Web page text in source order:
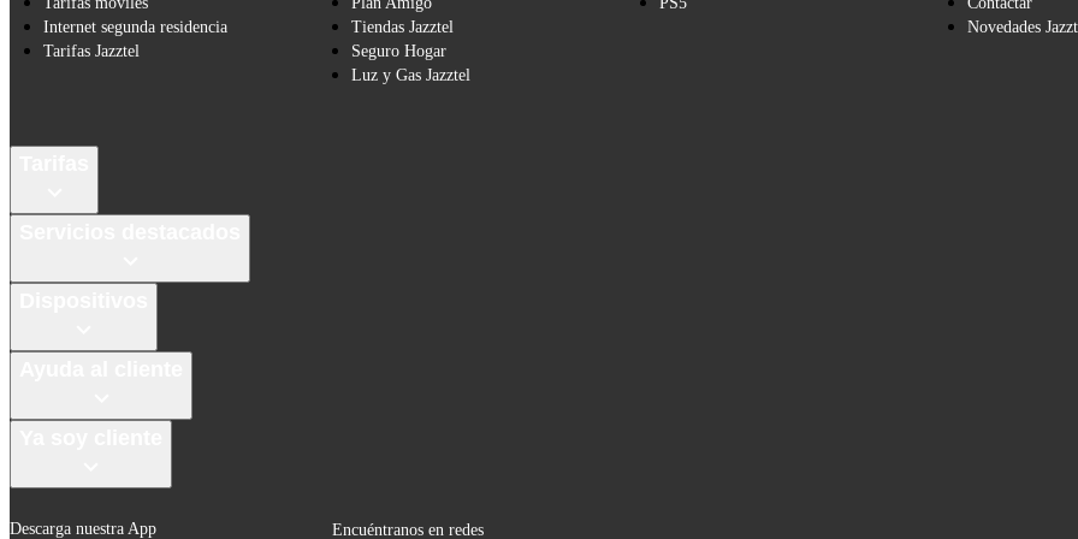
Internet segunda residencia
Tarifas Jazztel
Tiendas Jazztel
Seguro Hogar
Luz y Gas Jazztel
Novedades
Descarga nuestra App Encuéntranos en redes